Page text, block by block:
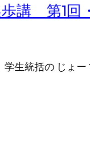
講 第1回
生統括の じょ